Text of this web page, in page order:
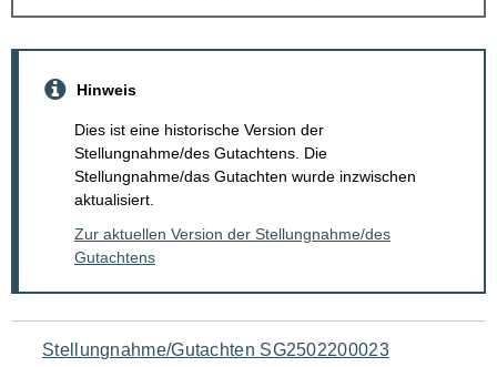
Hinweis
Dies ist eine historische Version der
Stellungnahme/des Gutachtens. Die
Stellungnahme/das Gutachten wurde inzwischen
aktualisiert.
Zur aktuellen Version der Stellungnahme/des
Gutachtens
Navigation
Stellungnahme/Gutachten SG2502200023